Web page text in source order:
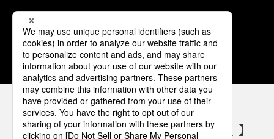
1 2 3 4 5
パナソニックの電気設備 SNSアカウント